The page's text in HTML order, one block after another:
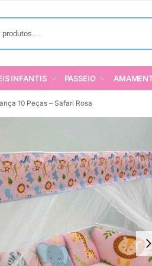
INFANTIS PASSEIO
10 Peças – Safari Rosa